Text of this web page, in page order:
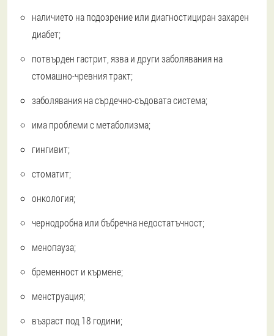
наличието на подозрение или диагностициран захарен
диабет;
потвърден гастрит, язва и други заболявания на
стомашно-чревния тракт;
заболявания на сърдечно-съдовата система;
има проблеми с метаболизма;
гингивит;
стоматит;
онкология;
чернодробна или бъбречна недостатъчност;
менопауза;
бременност и кърмене;
менструация;
възраст под 18 години;